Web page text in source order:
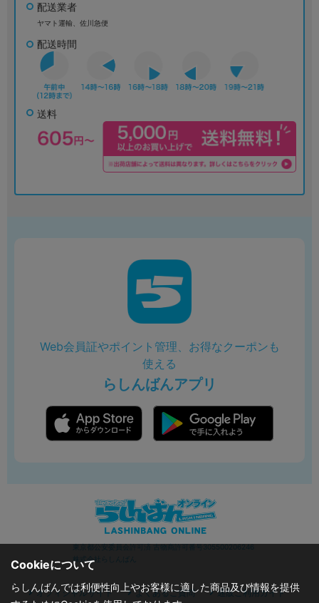
配送業者
ヤマト運輸、佐川急便
配送時間
送料
Web会員証やポイント管理、お得なクーポンも
使える
らしんばんアプリ
東京都公安委員会許可済 古物商許可番号305500206246
株式会社らしんばん
オフィシャルサイト よくあるご質問 通販ご利用ガイド
Cookieについて
らしんばんでは利便性向上やお客様に適した商品及び情報を提供